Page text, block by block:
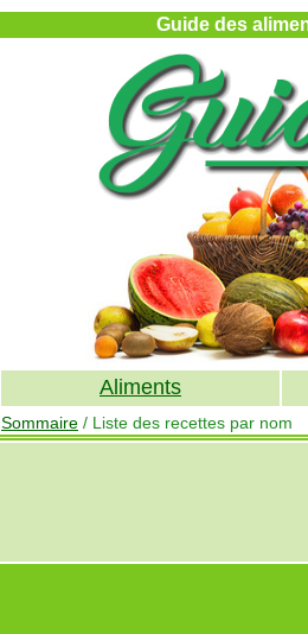
Guide des
Aliments
Sommaire / Liste des recettes par nom